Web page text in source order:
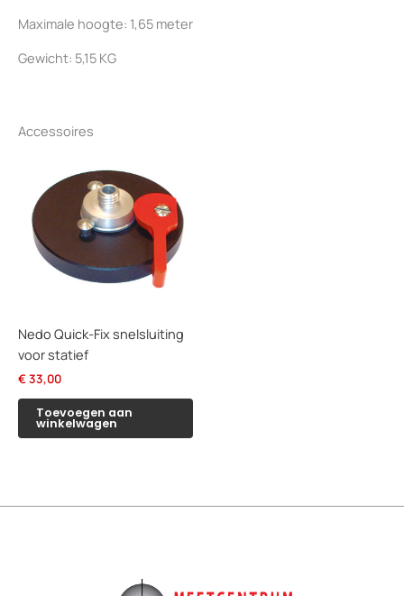
Maximale hoogte: 1,65 meter
Gewicht: 5,15 KG
Accessoires
Nedo Quick-Fix snelsluiting
voor statief
€ 33,00
Toevoegen aan
winkelwagen